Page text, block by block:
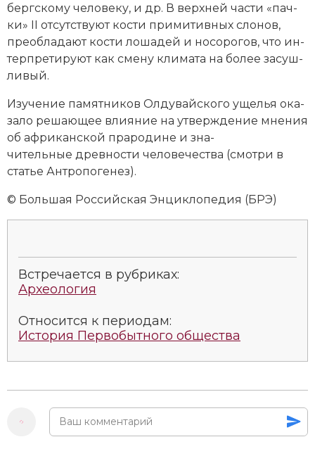
берг­ско­му че­ло­ве­ку, и др. В верх­ней час­ти «пач­
ки» II от­сут­ст­ву­ют кос­ти при­ми­тив­ных сло­нов,
пре­об­ла­да­ют кос­ти ло­ша­дей и но­со­ро­гов, что ин­
тер­пре­ти­ру­ют как сме­ну кли­ма­та на бо­лее за­суш­
ли­вый.
Изу­че­ние па­мят­ни­ков Олдувайского ущелья ока­
за­ло ре­шаю­щее влия­ние на ут­вер­жде­ние мне­ния
об африканской пра­ро­ди­не и зна­
чительные древ­но­сти че­ло­ве­че­ст­ва (смотри в
статье Ан­тро­по­ге­нез).
© Большая Российская Энциклопедия (БРЭ)
Встречается в рубриках:
Археология
Относится к периодам:
История Первобытного общества